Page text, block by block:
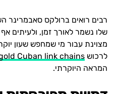
רבים רואים ברולקס סאבמרינר
שלו נשמר לאורך זמן, ולעיתים
מצוינת עבור מי שמחפש שעון
לרכוש Cuban link chains
המראה היוקרתי.